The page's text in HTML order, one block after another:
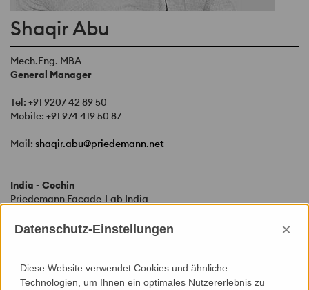
Shaqir Abu
Mech.Eng. MBA
General Manager
Tel: +91 9207 42 89 50
Mobile: +91 974 419 50 87
Mail: shaqir.abu@priedemann.net
India - Cochin
Priedemann Facade-Lab India
Thrikkakkara PO
Tel:+91 9207 42 89 50
Datenschutz-Einstellungen ×
Diese Website verwendet Cookies und ähnliche
Technologien, um Ihnen ein optimales Nutzererlebnis zu